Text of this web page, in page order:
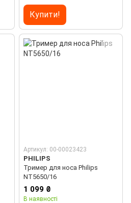
Купити!
Артикул: 00-00023423
PHILIPS
Тример для носа Philips
NT5650/16
1 099 ₴
В наявності